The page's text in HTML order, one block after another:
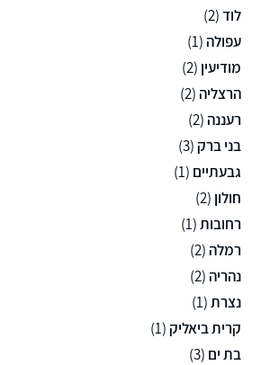
לוד(2)
עפולה (1)
מודיעין (2)
הרצליה (2)
רעננה (2)
בני ברק(3)
גבעתיים (1)
חולון (2)
רחובות(1)
רמלה (2)
נהריה (2)
נצרת(1)
קרית ביאליק(1)
בת ים (3)